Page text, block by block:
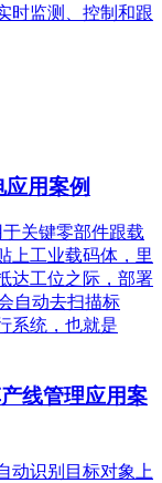
时监测、控制和跟
用案例
关键零部件跟载
上工业载码体，里
达工位之际，部署
自动去扫描标
系统，也就是
线管理应用案
动识别目标对象上